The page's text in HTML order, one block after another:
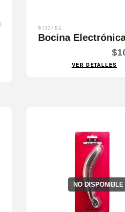
9123456
Bocina
VER DETALLES
NO DISPONIBLE